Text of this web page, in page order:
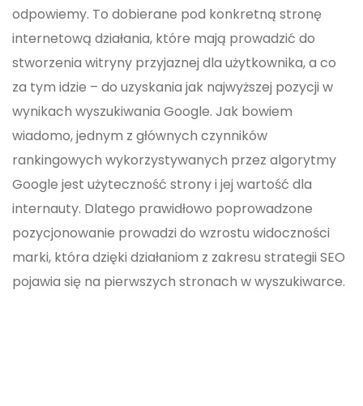
odpowiemy. To dobierane pod konkretną stronę
internetową działania, które mają prowadzić do
stworzenia witryny przyjaznej dla użytkownika, a co
za tym idzie – do uzyskania jak najwyższej pozycji w
wynikach wyszukiwania Google. Jak bowiem
wiadomo, jednym z głównych czynników
rankingowych wykorzystywanych przez algorytmy
Google jest użyteczność strony i jej wartość dla
internauty. Dlatego prawidłowo poprowadzone
pozycjonowanie prowadzi do wzrostu widoczności
marki, która dzięki działaniom z zakresu strategii SEO
pojawia się na pierwszych stronach w wyszukiwarce.